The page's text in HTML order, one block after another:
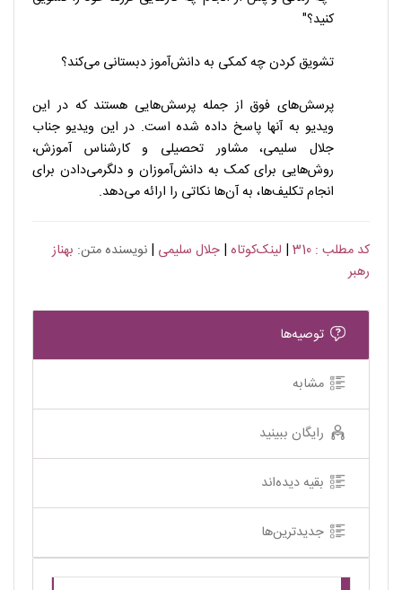
کنید؟"
تشویق کردن چه کمکی به دانش‌آموز دبستانی می‌کند؟
پرسش‌های فوق از جمله پرسش‌هایی هستند که در این
ویدیو به آنها پاسخ داده شده است. در این ویدیو جناب
جلال سلیمی، مشاور تحصیلی و کارشناس آموزش،
روش‌هایی برای کمک به دانش‌آموزان و دلگرمی‌دادن برای
انجام تکلیف‌ها، به آن‌ها نکاتی را ارائه می‌دهد.
کد مطلب : 310 | لینک‌کوتاه | جلال سلیمی | نویسنده متن: بهناز
رهبر
توصیه‌ها
مشابه
رایگان ببینید
بقیه دیده‌اند
جدیدترین‌ها